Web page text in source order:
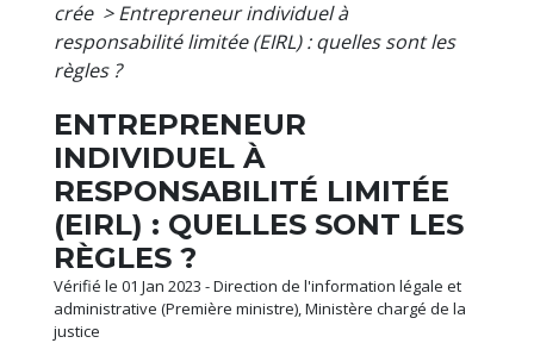
crée > Entrepreneur individuel à
responsabilité limitée (EIRL) : quelles sont les
règles ?
ENTREPRENEUR
INDIVIDUEL À
RESPONSABILITÉ LIMITÉE
(EIRL) : QUELLES SONT LES
RÈGLES ?
Vérifié le 01 Jan 2023 - Direction de l'information légale et
administrative (Première ministre), Ministère chargé de la
justice